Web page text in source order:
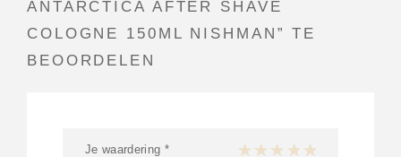
ANTARCTICA AFTER SHAVE
COLOGNE 150ML NISHMAN” TE
BEOORDELEN
Je waardering * 1 van de 5 sterren
2 van de 5 sterren
3 van de 5 sterren
4 van de 5 sterren